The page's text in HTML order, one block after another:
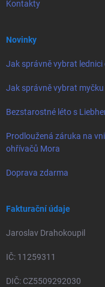
Kontakty
Novinky
Jak správně vybrat lednici
Jak správně vybrat myčku
Bezstarostné léto s
Prodloužená záruka na
ohřívačů Mora
Doprava zdarma
Fakturační údaje
Jaroslav Drahokoupil
IČ: 11259311
DIČ: CZ5509292030